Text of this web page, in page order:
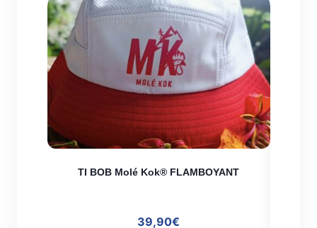
TI BOB Molé Kok® FLAMBOYANT
39,90€